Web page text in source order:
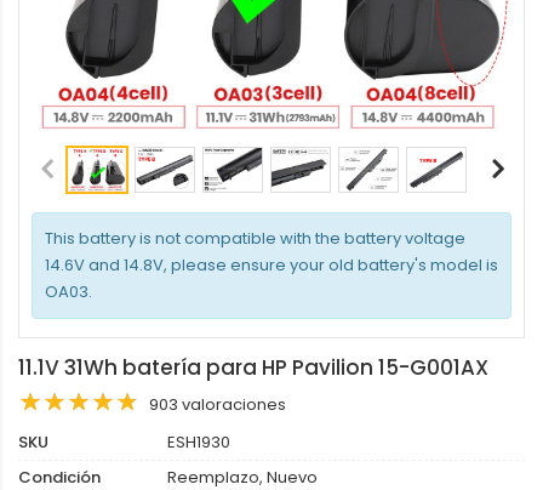
This battery is not compatible with the battery voltage
14.6V and 14.8V, please ensure your old battery's model is
OA03.
11.1V 31Wh batería para HP Pavilion 15-G001AX
903 valoraciones
SKU
ESH1930
Condición
Reemplazo, Nuevo